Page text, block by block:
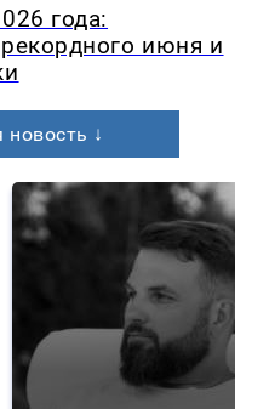
года:
июня и
↓